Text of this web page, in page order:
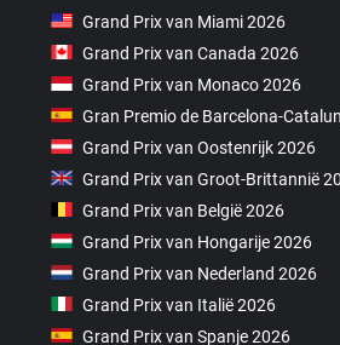
Grand Prix van Miami 2026
Grand Prix van Canada 2026
Grand Prix van Monaco 2026
Gran Premio de Barcelona-
Grand Prix van Oostenrijk 2026
Grand Prix van Groot-Brittannië
Grand Prix van België 2026
Grand Prix van Hongarije 2026
Grand Prix van Nederland 2026
Grand Prix van Italië 2026
Grand Prix van Spanje 2026